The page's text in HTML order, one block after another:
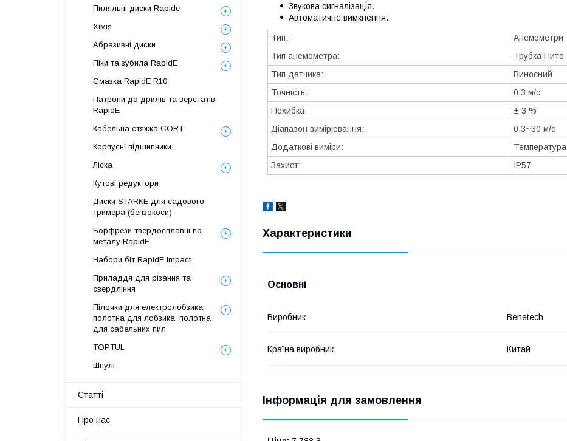
Звукова сигналізація.
Автоматичне вимкнення.
Тип:
Анемометри
Тип анемометра:
Трубка Пито
Тип датчика:
Виносний
Точність:
0.3 м/с
Похибка:
± 3 %
Діапазон вимірювання:
0.3~30 м/с
Додаткові виміри:
Температура
Захист:
IP57
Характеристики
Основні
Виробник Benetech
Країна виробник Китай
Інформація для замовлення
Пиляльні диски Rapide
Хімія
Абразивні диски
Піки та зубила RapidE
Смазка RapidE R10
Патрони до дрилів та верстатів
RapidE
Кабельна стяжка СORT
Корпусні підшипники
Ліска
Кутові редуктори
Диски STARKE для садового
тримера (бензокоси)
Борфрези твердосплавні по
металу RapidE
Набори біт RapidE Impact
Приладдя для різання та
свердління
Пілочки для електролобзика,
полотна для лобзика, полотна
для сабельних пил
TOPTUL
Шпулі
Статті
Про нас